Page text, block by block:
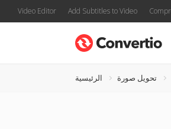
Video Editor Add Subtitles to Video
الرئيسية تحويل صورة